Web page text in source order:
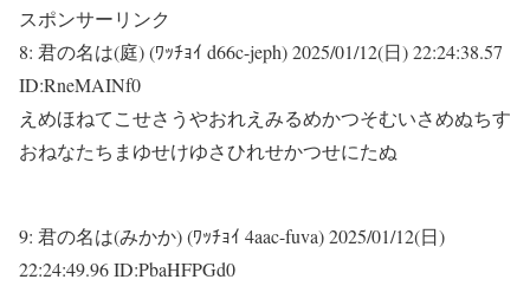
スポンサーリンク
8: 君の名は(庭) (ﾜｯﾁｮｲ d66c-jeph)2025/01/12(日) 22:24:38.57
ID:RneMAINf0
えめほねてこせさうやおれえみるめかつそむいさめぬちす
おねなたちまゆせけゆさひれせかつせにたぬ
9: 君の名は(みかか) (ﾜｯﾁｮｲ 4aac-fuva)2025/01/12(日)
22:24:49.96 ID:PbaHFPGd0